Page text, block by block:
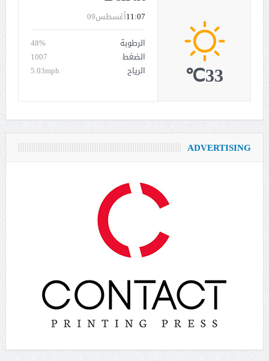
أغسطس0911:07
الرطوبة
48%
الضغط
1007
الرياح
5.03mph 33℃
ADVERTISING